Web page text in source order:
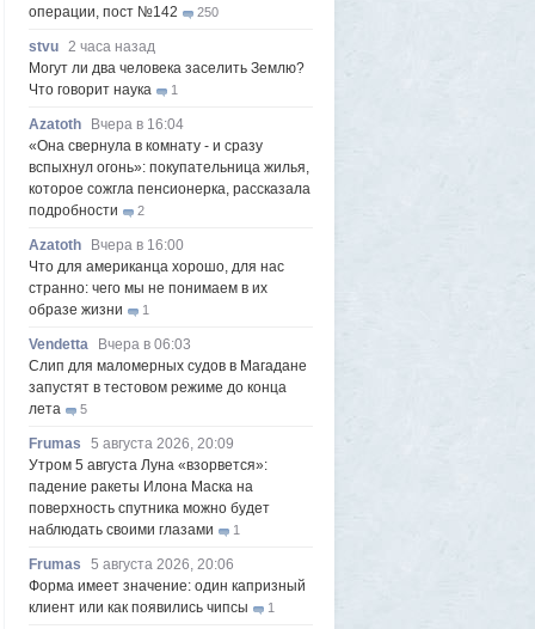
операции, пост №142
250
stvu 2 часа назад
Могут ли два человека заселить Землю?
Что говорит наука
1
Azatoth
Вчера в 16:04
«Она свернула в комнату - и сразу
вспыхнул огонь»: покупательница жилья,
которое сожгла пенсионерка, рассказала
подробности
2
Azatoth
Вчера в 16:00
Что для американца хорошо, для нас
странно: чего мы не понимаем в их
образе жизни
1
Vendetta
Вчера в 06:03
Слип для маломерных судов в Магадане
запустят в тестовом режиме до конца
лета
5
Frumas
5 августа 2026, 20:09
Утром 5 августа Луна «взорвется»:
падение ракеты Илона Маска на
поверхность спутника можно будет
наблюдать своими глазами
1
Frumas
5 августа 2026, 20:06
Форма имеет значение: один капризный
клиент или как появились чипсы
1